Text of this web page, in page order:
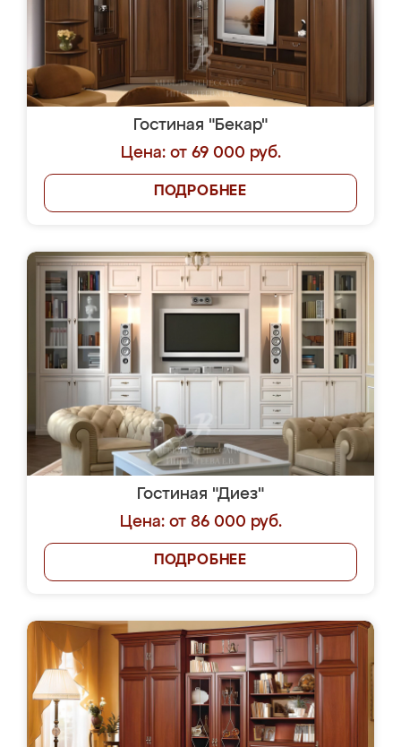
Гостиная "Бекар"
Цена: от 69 000 руб.
ПОДРОБНЕЕ
Гостиная "Диез"
Цена: от 86 000 руб.
ПОДРОБНЕЕ